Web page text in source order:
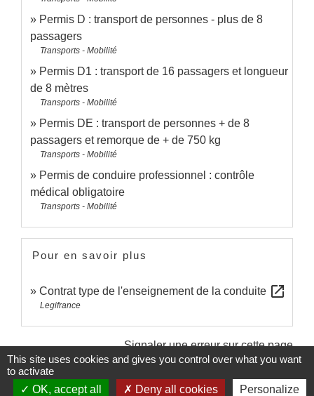
Permis D : transport de personnes - plus de 8
passagers
Transports - Mobilité
Permis D1 : transport de 16 passagers et longueur
de 8 mètres
Transports - Mobilité
Permis DE : transport de personnes + de 8
passagers et remorque de + de 750 kg
Transports - Mobilité
Permis de conduire professionnel : contrôle
médical obligatoire
Transports - Mobilité
Pour en savoir plus
Contrat type de l'enseignement de la conduite open_in_new
Legifrance
Signaler une erreur sur cette page
This site uses cookies and gives you control over what you want
to activate
OK, accept all
Deny all cookies Personalize